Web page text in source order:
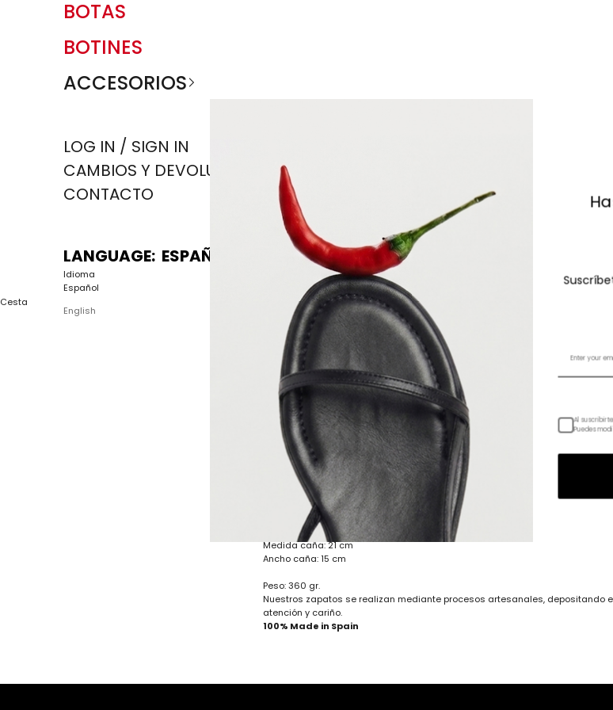
BOTAS
BOTINES
ACCESORIOS
LOG IN / SIGN IN
CAMBIOS Y DEVOLUCIONES
CONTACTO
LANGUAGE: ESPAÑOL
Idioma
Español
English
Cesta
Composición y
Botín tipo cowboy bicolor con pieza metálica en puntera.
· Corte 100% pìel vacuno.
· Forro 100% tejido transpirable.
· Plantilla 100% piel.
· Suela prefabricado aspecto madera rústica.
Medida suela : 0,6 cm - Medida de tacón : 8,5 cm
Medida caña: 21 cm
Ancho caña: 15 cm
Peso: 360 gr.
Nuestros zapatos se realizan mediante procesos artesanales, depositando
atención y cariño.
100% Made in Spain
Al
Puedes